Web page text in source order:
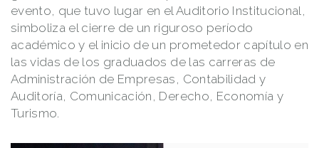
evento, que tuvo lugar en el Auditorio Institucional,
simboliza el cierre de un riguroso período
académico y el inicio de un prometedor capítulo en
las vidas de los graduados de las carreras de
Administración de Empresas, Contabilidad y
Auditoría, Comunicación, Derecho, Economía y
Turismo.